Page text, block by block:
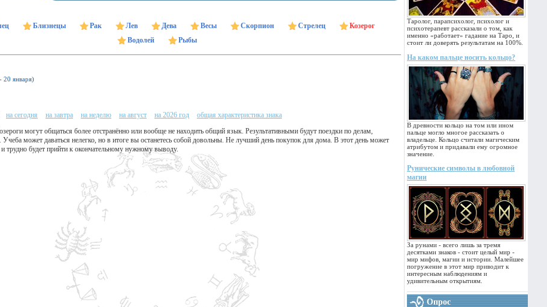
Таролог, парапсихолог, психолог и
психотерапевт рассказали о том, как
именно «работает» гадание на Таро, и
стоит ли доверять результатам на 100%.
На каком пальце носить кольцо?
В древности кольцо на том или ином
пальце могло многое рассказать о
владельце. Кольцо считали магическим
атрибутом и придавали ему огромное
значение.
Рунические символы в любовной
магии
За рунами - всего лишь за тремя
десятками знаков - стоит целый мир -
мир мифов, магии и истории. Малейшее
погружение в этот мир приводит к
интересным наблюдениям и
удивительным открытиям.
Опрос
Близнецы Рак Лев Дева Весы Скорпион Стрелец
Козерог
Водолей
Рыбы
20 января)
на сегодня на завтра на неделю на август на 2026 год
общая характеристика знака
могут общаться более отстранённо или вообще не находить общий язык. Результативными будут поездки по делам,
может даваться нелегко, но в итоге вы останетесь собой довольны. Не лучший день покупок для дома. В этот день может
трудно будет прийти к окончательному нужному выводу.